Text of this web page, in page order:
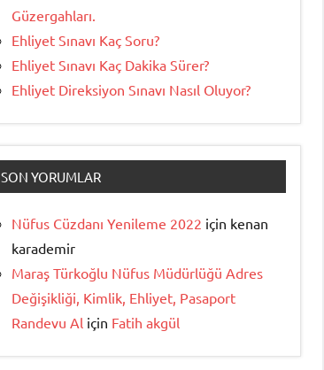
Güzergahları.
Ehliyet Sınavı Kaç Soru?
Ehliyet Sınavı Kaç Dakika Sürer?
Ehliyet Direksiyon Sınavı Nasıl Oluyor?
SON YORUMLAR
Nüfus Cüzdanı Yenileme 2022 için kenan
karademir
Maraş Türkoğlu Nüfus Müdürlüğü Adres
Değişikliği, Kimlik, Ehliyet, Pasaport
Randevu Al için Fatih akgül